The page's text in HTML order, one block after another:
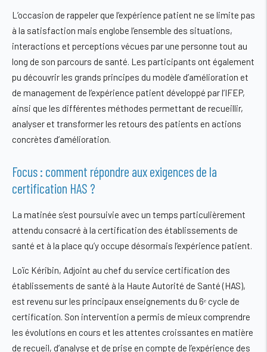
L’occasion de rappeler que l’expérience patient ne se limite pas
à la satisfaction mais englobe l’ensemble des situations,
interactions et perceptions vécues par une personne tout au
long de son parcours de santé. Les participants ont également
pu découvrir les grands principes du modèle d’amélioration et
de management de l’expérience patient développé par l’IFEP,
ainsi que les différentes méthodes permettant de recueillir,
analyser et transformer les retours des patients en actions
concrètes d’amélioration.
Focus : comment répondre aux exigences de la
certification HAS ?
La matinée s’est poursuivie avec un temps particulièrement
attendu consacré à la certification des établissements de
santé et à la place qu’y occupe désormais l’expérience patient.
Loïc Kéribin, Adjoint au chef du service certification des
établissements de santé à la Haute Autorité de Santé (HAS),
est revenu sur les principaux enseignements du 6ᵉ cycle de
certification. Son intervention a permis de mieux comprendre
les évolutions en cours et les attentes croissantes en matière
de recueil, d’analyse et de prise en compte de l’expérience des